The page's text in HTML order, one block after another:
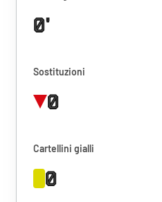
0'
Sostituzioni
0
Cartellini gialli
0